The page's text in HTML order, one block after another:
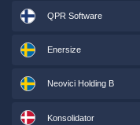
QPR Software
Enersize
Neovici Holding B
Konsolidator